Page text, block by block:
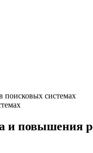
системах
повышения